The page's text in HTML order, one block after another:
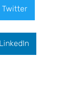
Twitter
LinkedIn